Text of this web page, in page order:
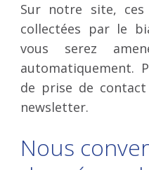
Sur notre site, ces
collectées par le
vous serez
automatiquement.
de prise de
newsletter.
Nous